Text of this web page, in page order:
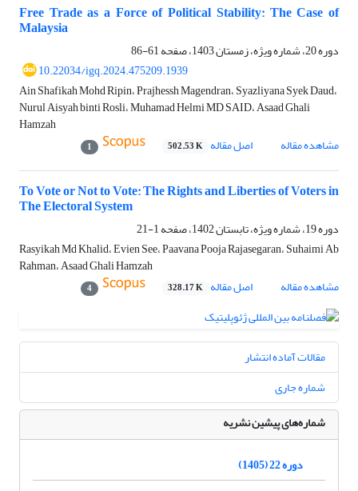
Free Trade as a Force of Political Stability: The Case of
Malaysia
دوره 20، شماره ویژه، زمستان 1403، صفحه
61-86
10.22034/igq.2024.475209.1939
Ain Shafikah Mohd Ripin، Prajhessh Magendran، Syazliyana Syek Daud،
Nurul Aisyah binti Rosli، Muhamad Helmi MD SAID، Asaad Ghali
Hamzah
مشاهده مقاله
اصل مقاله 502.53 K
1
To Vote or Not to Vote: The Rights and Liberties of Voters in
The Electoral System
دوره 19، شماره ویژه، تابستان 1402، صفحه
1-21
Rasyikah Md Khalid، Evien See، Paavana Pooja Rajasegaran، Suhaimi Ab
Rahman، Asaad Ghali Hamzah
مشاهده مقاله
اصل مقاله 328.17 K
4
مقالات آماده انتشار
شماره جاری
شماره‌های پیشین نشریه
دوره 22 (1405)